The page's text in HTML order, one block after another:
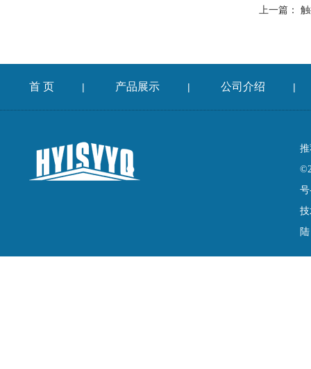
上一篇：
首 页 | 产品展示 | 公司介绍 |
号
陆